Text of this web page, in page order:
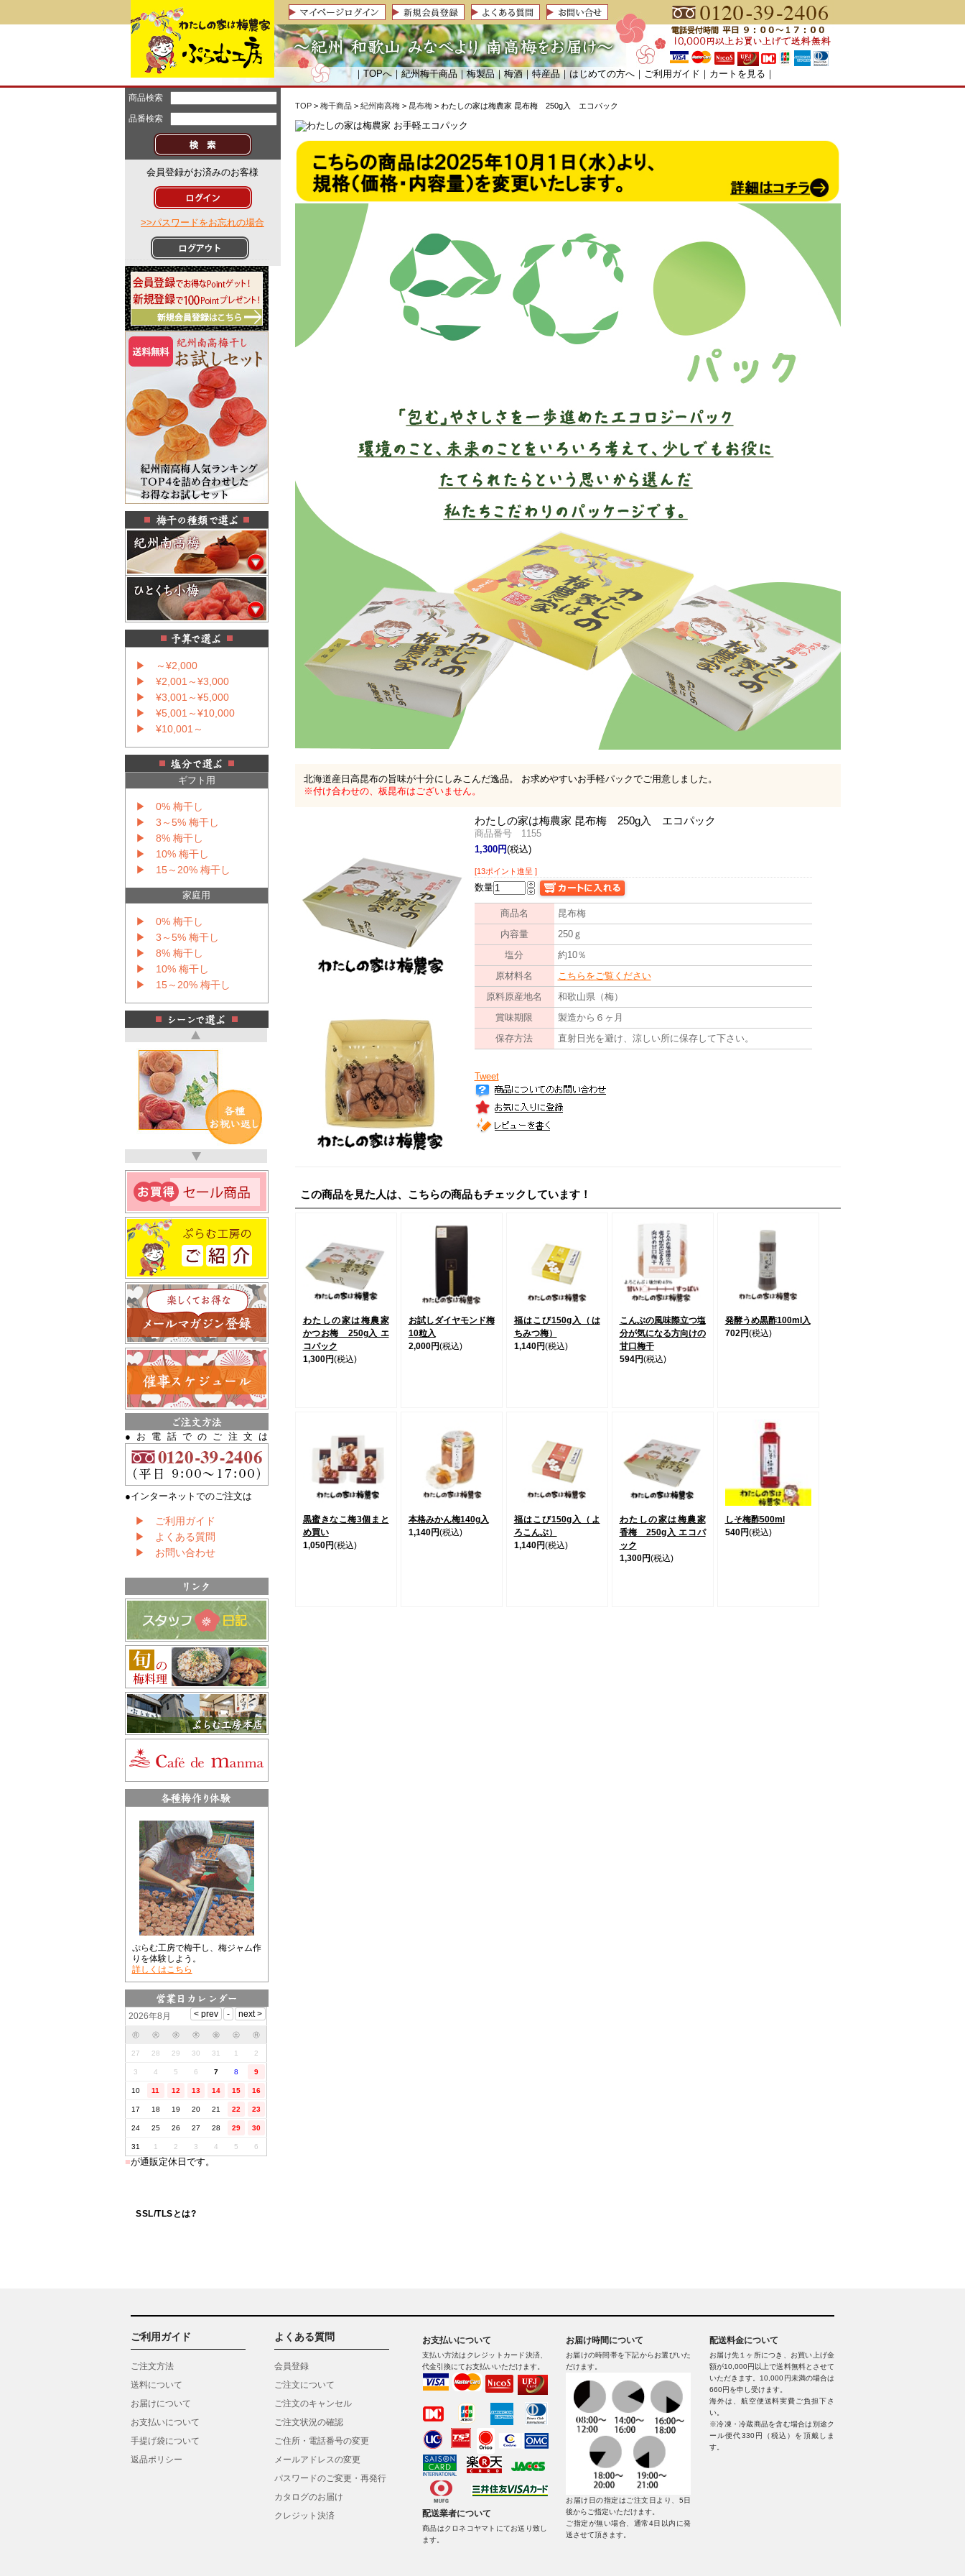
｜TOPへ｜紀州梅干商品 ｜梅製品｜ 梅酒｜ 特産品｜ はじめての方へ ｜ ご利用ガイド ｜ カートを見る ｜
商品検索
品番検索
会員登録がお済みのお客様
>>パスワードをお忘れの場合
▶ ～¥2,000
▶ ¥2,001～¥3,000
▶ ¥3,001～¥5,000
▶ ¥5,001～¥10,000
▶ ¥10,001～
ギフト用
▶ 0% 梅干し
▶ 3～5% 梅干し
▶ 8% 梅干し
▶ 10% 梅干し
▶ 15～20% 梅干し
家庭用
▶ 0% 梅干し
▶ 3～5% 梅干し
▶ 8% 梅干し
▶ 10% 梅干し
▶ 15～20% 梅干し
●お電話でのご注文は
●インターネットでのご注文は
▶ ご利用ガイド
▶ よくある質問
▶ お問い合わせ
ぷらむ工房で梅干し、梅ジャム作
りを体験しよう。
詳しくはこちら
2026年8月
㊊ ㊋ ㊌ ㊍ ㊎ ㊏ ㊐
27 28 29 30 31 1 2
3 4 5 6 7 8 9
10 11 12 13 14 15 16
17 18 19 20 21 22 23
24 25 26 27 28 29 30
31 1 2 3 4 5 6
■が通販定休日です。
SSL/TLSとは?
TOP> 梅干商品> 紀州南高梅> 昆布梅> わたしの家は梅農家 昆布梅 250g入 エコパック
北海道産日高昆布の旨味が十分にしみこんだ逸品。 お求めやすいお手軽パックでご用意しました。
※付け合わせの、板昆布はございません。
わたしの家は梅農家 昆布梅 250g入 エコパック
商品番号 1155
1,300円(税込)
[13ポイント進呈 ]
数量
商品名
昆布梅
内容量
250ｇ
塩分
約10％
原材料名
こちらをご覧ください
原料原産地名
和歌山県（梅）
賞味期限
製造から６ヶ月
保存方法
直射日光を避け、涼しい所に保存して下さい。
Tweet
この商品を見た人は、こちらの商品もチェックしています！
わたしの家は梅農家
かつお梅 250g入 エ
コパック
1,300円(税込)
お試しダイヤモンド梅
10粒入
2,000円(税込)
福はこび150g入（は
ちみつ梅）
1,140円(税込)
こんぶの風味際立つ塩
分が気になる方向けの
甘口梅干
594円(税込)
発酵うめ黒酢100ml入
702円(税込)
黒蜜きなこ梅3個まと
め買い
1,050円(税込)
本格みかん梅140g入
1,140円(税込)
福はこび150g入（よ
ろこんぶ）
1,140円(税込)
わたしの家は梅農家
香梅 250g入 エコパ
ック
1,300円(税込)
しそ梅酢500ml
540円(税込)
ご利用ガイド
ご注文方法
送料について
お届けについて
お支払いについて
手提げ袋について
返品ポリシー
よくある質問
会員登録
ご注文について
ご注文のキャンセル
ご注文状況の確認
ご住所・電話番号の変更
メールアドレスの変更
パスワードのご変更・再発行
カタログのお届け
クレジット決済
お支払いについて
支払い方法はクレジットカード決済、
代金引換にてお支払いいただけます。
配送業者について
商品はクロネコヤマトにてお送り致し
ます。
お届け時間について
お届けの時間帯を下記からお選びいた
だけます。
お届け日の指定はご注文日より、5日
後からご指定いただけます。
ご指定が無い場合、通常4日以内に発
送させて頂きます。
配送料金について
お届け先１ヶ所につき、お買い上げ金
額が10,000円以上で送料無料とさせて
いただきます。10,000円未満の場合は
660円を申し受けます。
海外は、航空便送料実費ご負担下さ
い。
※冷凍・冷蔵商品を含む場合は別途ク
ール便代330円（税込）を頂戴しま
す。